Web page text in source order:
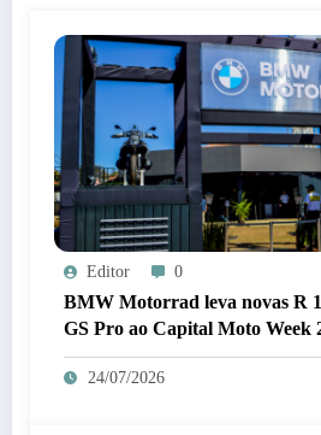
Editor 0
BMW Motorrad leva novas R
GS Pro ao Capital Moto Week
24/07/2026